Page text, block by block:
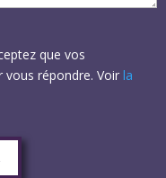
que vos
répondre. Voir la